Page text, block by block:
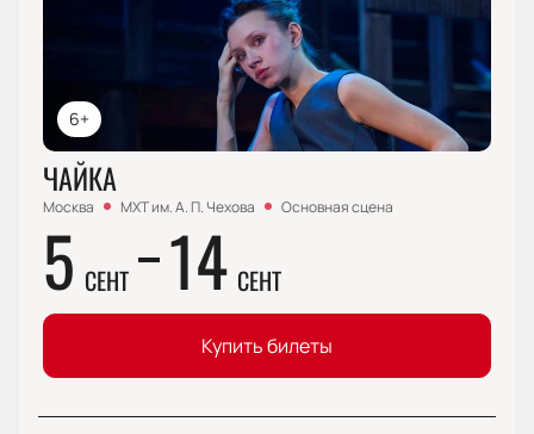
6+
ЧАЙКА
Москва МХТ им. А. П. Чехова Основная сцена
5 СЕНТ 14 СЕНТ
Купить билеты